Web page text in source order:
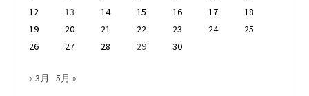
12
13 14 15 16 17
18
19
20 21 22 23 24
25
26
27 28 29 30
« 3月 5月 »